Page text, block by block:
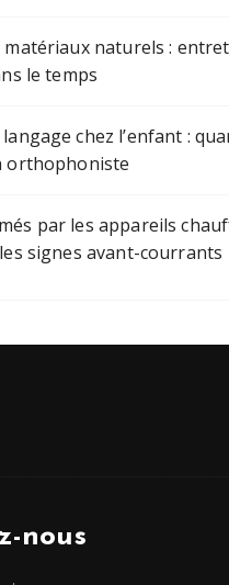
matériaux naturels :
le temps
chez l’enfant :
orthophoniste
par les appareils
signes avant-courrants
nous